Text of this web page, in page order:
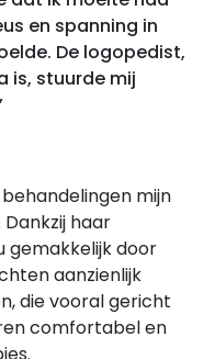
en spanning in
De logopedist,
is, stuurde mij
mijn
haar
gemakkelijk door
aanzienlijk
die vooral gericht
comfortabel en